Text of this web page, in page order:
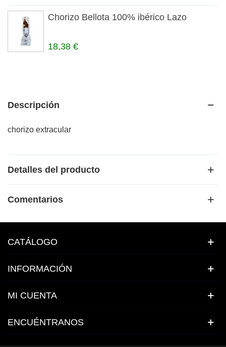
Chorizo Bellota 100% ibérico Lazo
18,38 €
Descripción
chorizo extracular
Detalles del producto
Comentarios
CATÁLOGO
INFORMACIÓN
MI CUENTA
ENCUÉNTRANOS